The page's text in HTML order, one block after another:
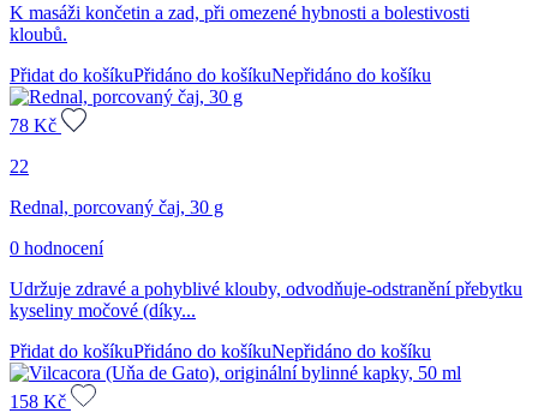
K masáži končetin a zad, při omezené hybnosti a bolestivosti
kloubů.
Přidat do košíkuPřidáno do košíkuNepřidáno do košíku
78 Kč
22
Rednal, porcovaný čaj, 30 g
0 hodnocení
Udržuje zdravé a pohyblivé klouby, odvodňuje-odstranění přebytku
kyseliny močové (díky...
Přidat do košíkuPřidáno do košíkuNepřidáno do košíku
158 Kč